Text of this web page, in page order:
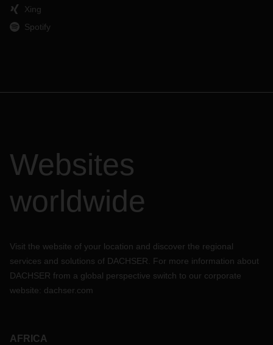
Xing
Spotify
Websites
worldwide
Visit the website of your location and discover the regional
services and solutions of DACHSER. For more information about
DACHSER from a global perspective switch to our corporate
website: dachser.com
AFRICA